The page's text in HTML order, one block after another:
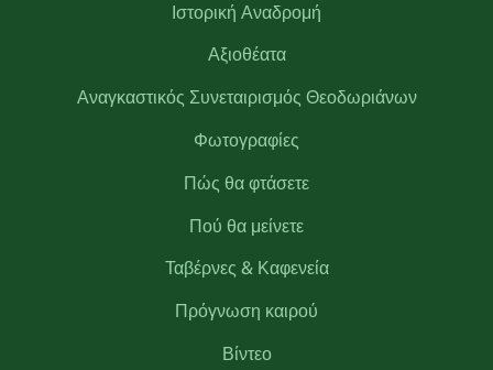
Ιστορική Αναδρομή
Αξιοθέατα
Αναγκαστικός Συνεταιρισμός Θεοδωριάνων
Φωτογραφίες
Πώς θα φτάσετε
Πού θα μείνετε
Ταβέρνες & Καφενεία
Πρόγνωση καιρού
Βίντεο